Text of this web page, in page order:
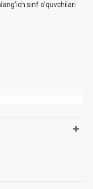
sinf o'quvchilari